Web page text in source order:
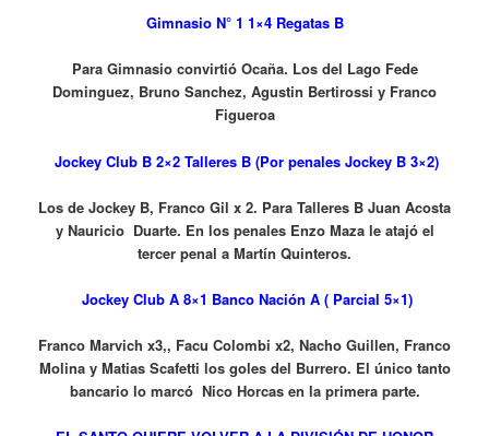
Gimnasio N° 1 1×4 Regatas B
Para Gimnasio convirtió Ocaña. Los del Lago Fede
Dominguez, Bruno Sanchez, Agustin Bertirossi y Franco
Figueroa
Jockey Club B 2×2 Talleres B (Por penales Jockey B 3×2)
Los de Jockey B, Franco Gil x 2. Para Talleres B Juan Acosta
y Nauricio Duarte. En los penales Enzo Maza le atajó el
tercer penal a Martín Quinteros.
Jockey Club A 8×1 Banco Nación A ( Parcial 5×1)
Franco Marvich x3,, Facu Colombi x2, Nacho Guillen, Franco
Molina y Matias Scafetti los goles del Burrero. El único tanto
bancario lo marcó Nico Horcas en la primera parte.